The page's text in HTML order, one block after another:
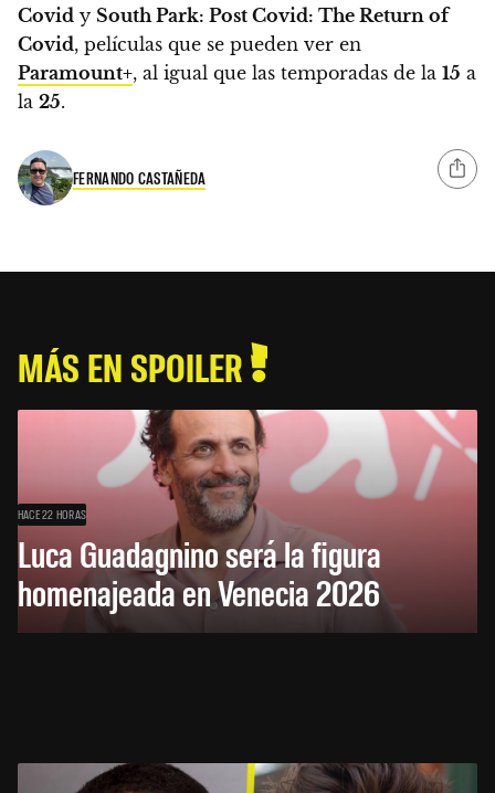
Covid y South Park: Post Covid: The Return of
Covid, películas que se pueden ver en
Paramount+, al igual que las temporadas de la 15 a
la 25.
FERNANDO CASTAÑEDA
MÁS EN SPOILER
HACE 22 HORAS
Luca Guadagnino será la figura
homenajeada en Venecia 2026